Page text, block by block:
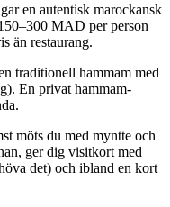
en autentisk marockansk
MAD per person
än restaurang.
traditionell hammam med
En privat hammam-
möts du med myntte och
ger dig visitkort med
det) och ibland en kort